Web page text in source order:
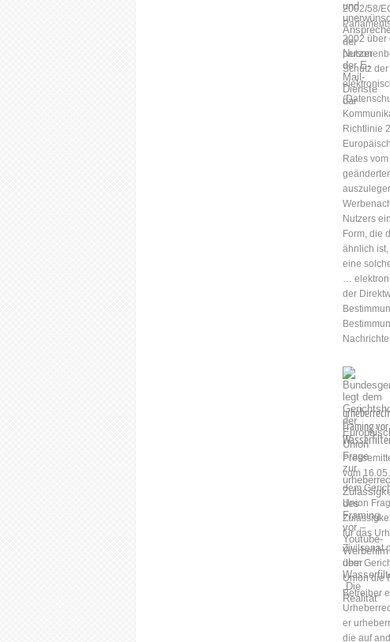
2002/58/
2002 über
Schutz
Richtlinie
Rates
Nutzers
Form, die
ähnlich
eine
…
der
Framing
vom
dem
Union
für das
Zivilsenat
dem
Union die
Betreiber
er
die auf